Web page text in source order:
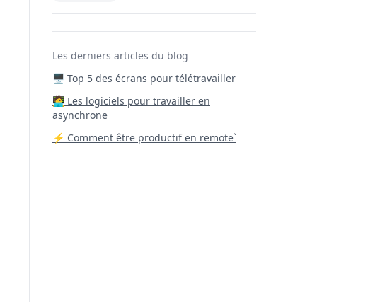
Les derniers articles du blog
🖥️ Top 5 des écrans pour télétravailler
‍🧑‍💻 Les logiciels pour travailler en
asynchrone
⚡ Comment être productif en remote`